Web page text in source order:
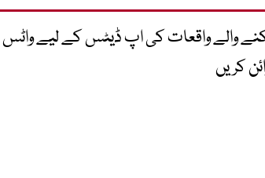
والے واقعات کی اپ ڈیٹس کے لیے واٹس
کریں